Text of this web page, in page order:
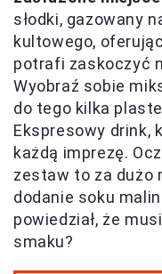
słodki, gazowany
kultowego,
potrafi zaskoczyć
Wyobraź sobie
do tego kilka
Ekspresowy drink,
każdą imprezę.
zestaw to za dużo
dodanie soku
powiedział, że
smaku?